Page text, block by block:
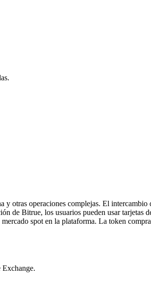
otras operaciones complejas. El
Bitrue, los usuarios pueden usar tarjetas
spot en la plataforma. La token
Exchange.